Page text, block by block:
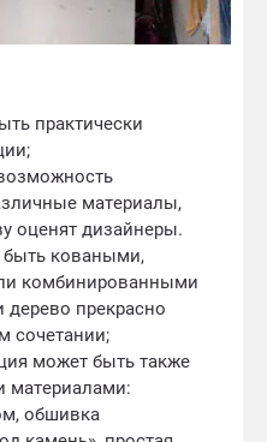
практически
материалы,
оценят дизайнеры.
быть коваными,
комбинированными
дерево прекрасно
сочетании;
может быть также
материалами:
обшивка